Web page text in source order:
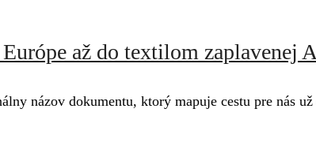
až do textilom zaplavenej
názov dokumentu, ktorý mapuje cestu pre nás